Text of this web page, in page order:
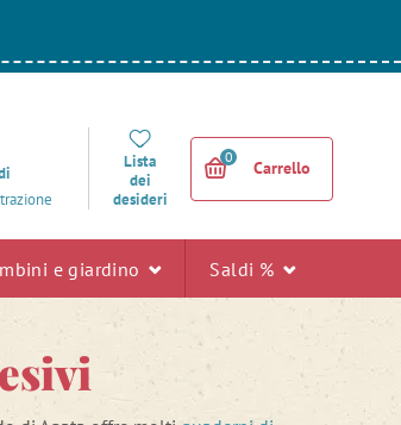
Lista
dei
desideri
0
Carrello
e giardino Saldi %